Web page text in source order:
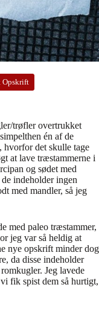
Opskrift
trøfler overtrukket
én af de
hvorfor det skulle tage
at lave træstammerne i
og sødet med
indeholder ingen
med mandler, så jeg
med paleo træstammer,
jeg var så heldig at
nye opskrift minder dog
da disse indeholder
Jeg lavede
fik spist dem så hurtigt,